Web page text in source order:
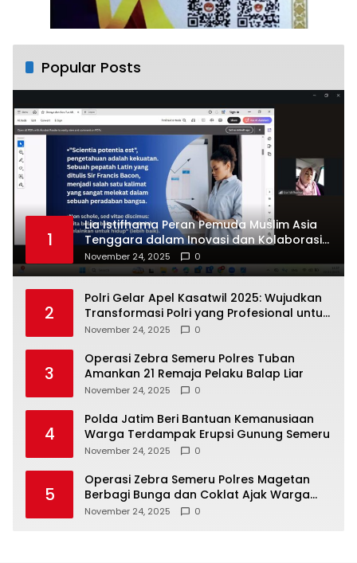
Popular Posts
1
Lia Istifhama Peran Pemuda Muslim Asia
Tenggara dalam Inovasi dan Kolaborasi
Internasional
November 24, 2025 0
2
Polri Gelar Apel Kasatwil 2025: Wujudkan
Transformasi Polri yang Profesional untuk
Masyarakat
November 24, 2025 0
3
Operasi Zebra Semeru Polres Tuban
Amankan 21 Remaja Pelaku Balap Liar
November 24, 2025 0
4
Polda Jatim Beri Bantuan Kemanusiaan
Warga Terdampak Erupsi Gunung Semeru
November 24, 2025 0
5
Operasi Zebra Semeru Polres Magetan
Berbagi Bunga dan Coklat Ajak Warga
Tertib Lalin
November 24, 2025 0